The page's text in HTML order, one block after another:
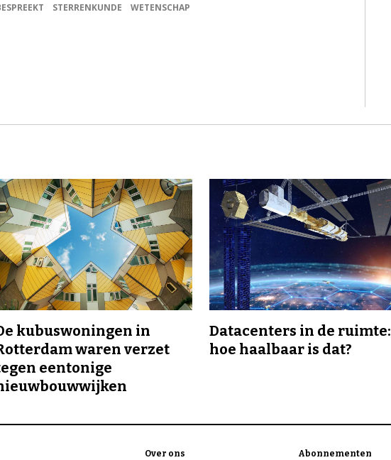
STERRENKUNDE WETENSCHAP
kubuswoningen in
waren verzet
eentonige
Datacenters in de ruimte:
hoe haalbaar is dat?
Over ons Abonnementen